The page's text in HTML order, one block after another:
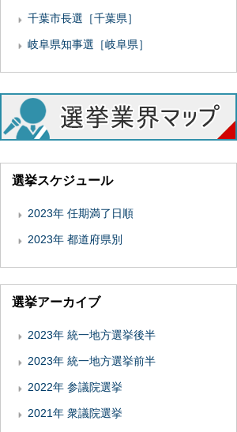
千葉市長選［千葉県］
岐阜県知事選［岐阜県］
選挙スケジュール
2023年 任期満了日順
2023年 都道府県別
選挙アーカイブ
2023年 統一地方選挙後半
2023年 統一地方選挙前半
2022年 参議院選挙
2021年 衆議院選挙